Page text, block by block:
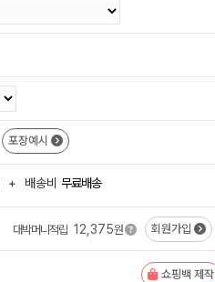
포장예시
+ 배송비 무료배송
대박머니적립 12,375원 회원가입
쇼핑백 제작